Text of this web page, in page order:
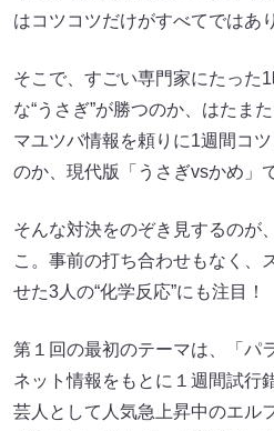
はコツコツだけがすべてではあ
そこで、すごい専門家にたった
な“うさぎ”が勝つのか、はたま
マユツバ情報を頼りに1週間コ
のか、現代版「うさぎvsかめ」
そんな対決をのぞき見するのが
こ。事前の打ち合わせもなく、
せた3人の“化学反応”にも注目！
第１回の最初のテーマは、「パ
ネット情報をもとに１週間試行
芸人として人気急上昇中のエル